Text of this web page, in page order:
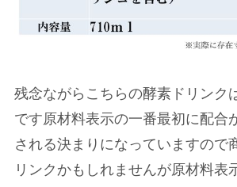
残念ながらこちらの酵素ドリンク
です原材料表示の一番最初に配合
される決まりになっていますので
リンクかもしれませんが原材料表